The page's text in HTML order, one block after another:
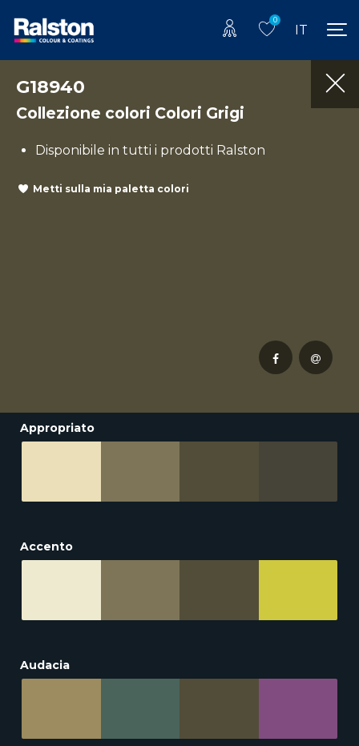
0
IT
G18940
Collezione colori Colori Grigi
Disponibile in tutti i prodotti Ralston
Metti sulla mia paletta colori
Appropriato
Accento
Audacia